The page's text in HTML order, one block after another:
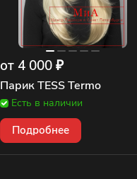
от 4 000 ₽
Парик TESS Termo
Есть в наличии
Подробнее